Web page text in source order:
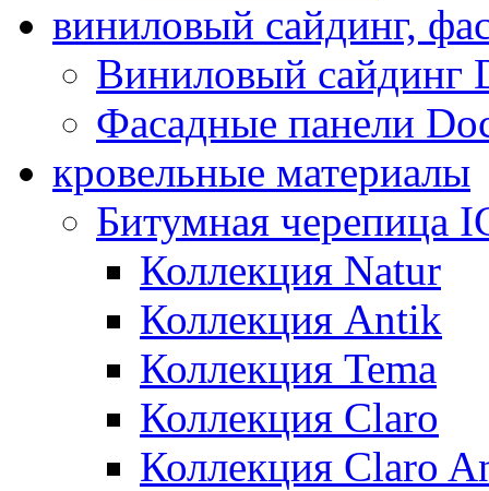
виниловый сайдинг,
Виниловый сайдинг
Фасадные панели
кровельные материалы
Битумная черепица
Коллекция Natur
Коллекция Antik
Коллекция Tema
Коллекция Claro
Коллекция Claro